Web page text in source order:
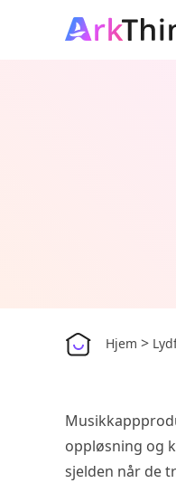
Hjem >
oppløsning og
sjelden når de